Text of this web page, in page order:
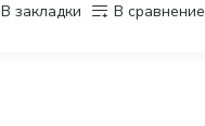
В закладки В сравнение